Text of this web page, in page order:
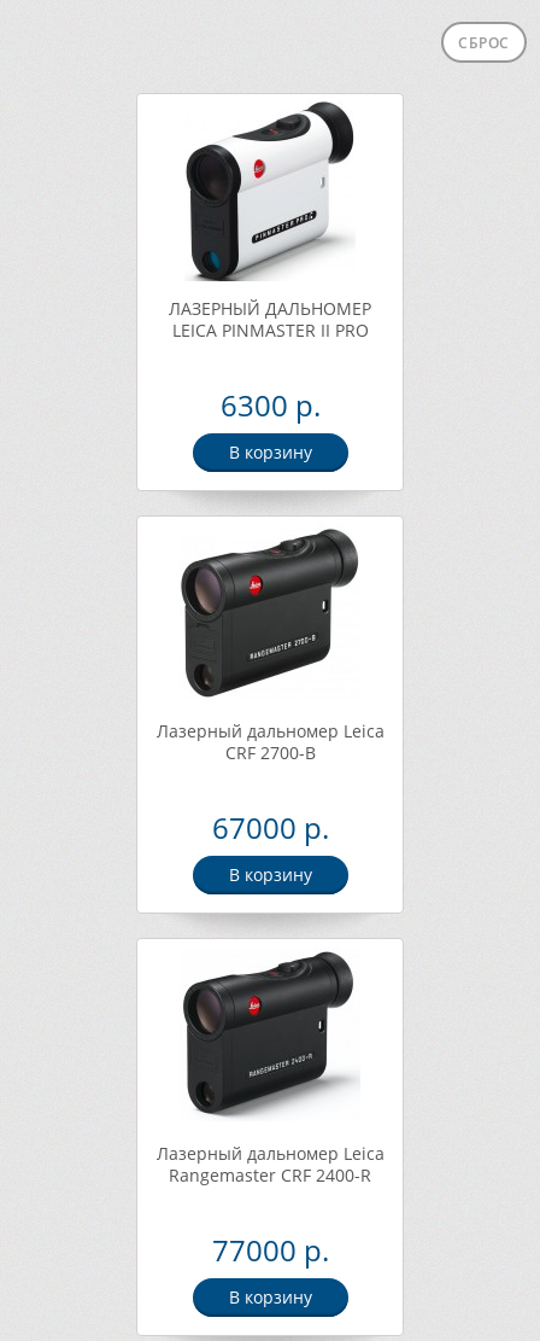
СБРОС
ЛАЗЕРНЫЙ ДАЛЬНОМЕР
LEICA PINMASTER II PRO
6300 р.
В корзину
Лазерный дальномер Leica
CRF 2700-B
67000 р.
В корзину
Лазерный дальномер Leica
Rangemaster CRF 2400-R
77000 р.
В корзину